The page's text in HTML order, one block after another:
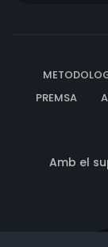
PREMSA
Amb el